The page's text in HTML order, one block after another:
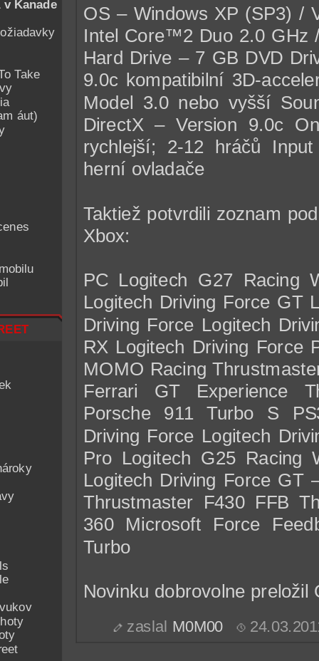
v Kanade
Take
áut)
OS – Windows XP (SP3) /
Intel Core™2 Duo 2.0 GHz
Hard Drive – 7 GB DVD
9.0c kompatibilní 3D-
Model 3.0 nebo vyšší
DirectX – Version 9.0c
rychlejší; 2-12 hráčů
herní ovladače
Taktiež potvrdili zoznam
Xbox:
PC Logitech G27 Racing
Logitech Driving Force GT
Driving Force Logitech
RX Logitech Driving Force
MOMO Racing
Ferrari GT Experience
Porsche 911 Turbo S
Driving Force Logitech
Pro Logitech G25 Racing
Logitech Driving Force GT
Thrustmaster F430 FFB
360 Microsoft Force
Turbo
Novinku dobrovolne preložil
zaslal M0M00